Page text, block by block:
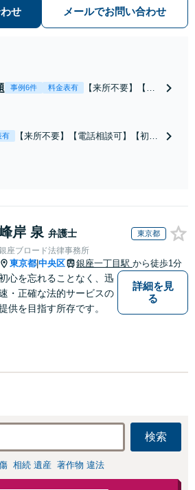
せ メールでお問い合わせ
事例6件 料金表有
【来所不要】【電
争点を整理し、見
有
【来所不要】【電話相談可】【初回
岸 泉 弁護士 東京都
座ブロード法律事務所
東京都 中央区 銀座一丁目駅 から徒歩1分
心を忘れることなく、迅
・正確な法的サービスの
供を目指す所存です。
詳細を見
る
検索
相続 遺産 著作物 違法